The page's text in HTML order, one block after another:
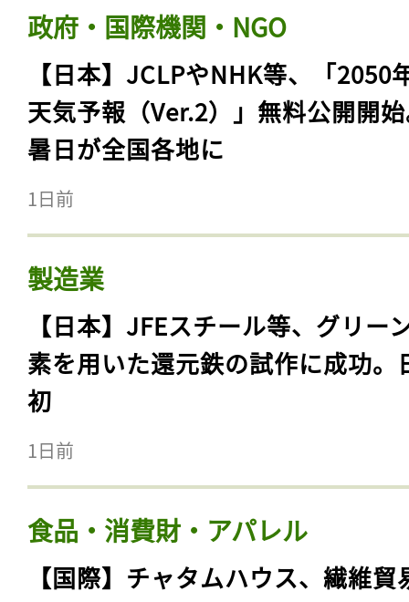
政府・国際機関・NGO
【日本】JCLPやNHK等、「2050
天気予報（Ver.2）」無料公開開
暑日が全国各地に
1日前
製造業
【日本】JFEスチール等、グリー
素を用いた還元鉄の試作に成功。
初
1日前
食品・消費財・アパレル
【国際】チャタムハウス、繊維貿